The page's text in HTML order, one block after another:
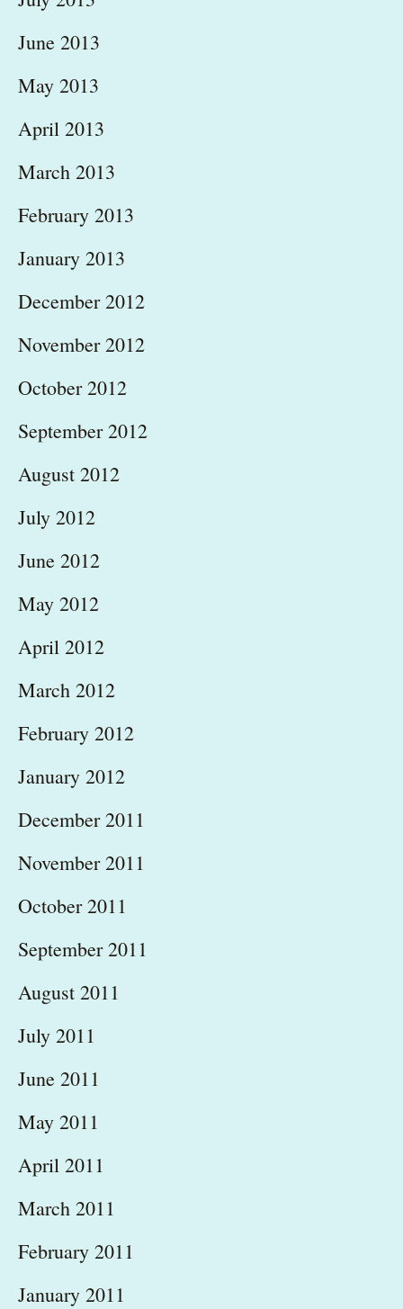
June 2013
May 2013
April 2013
March 2013
February 2013
January 2013
December 2012
November 2012
October 2012
September 2012
August 2012
July 2012
June 2012
May 2012
April 2012
March 2012
February 2012
January 2012
December 2011
November 2011
October 2011
September 2011
August 2011
July 2011
June 2011
May 2011
April 2011
March 2011
February 2011
January 2011